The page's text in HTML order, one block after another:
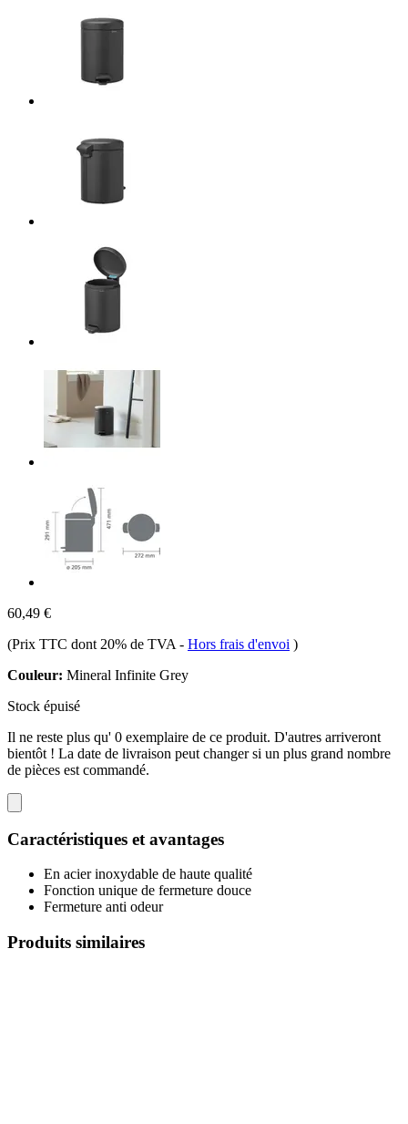
60,49 €
(Prix TTC dont 20% de TVA - Hors frais d'envoi )
Couleur: Mineral Infinite Grey
Stock épuisé
Il ne reste plus qu' 0 exemplaire de ce produit. D'autres arriveront
bientôt ! La date de livraison peut changer si un plus grand nombre
de pièces est commandé.
Caractéristiques et avantages
En acier inoxydable de haute qualité
Fonction unique de fermeture douce
Fermeture anti odeur
Produits similaires